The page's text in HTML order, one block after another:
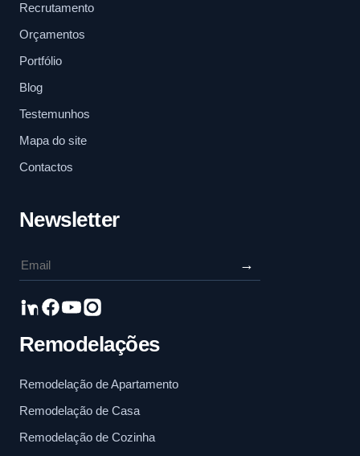
Recrutamento
Orçamentos
Portfólio
Blog
Testemunhos
Mapa do site
Contactos
Newsletter
→
Remodelações
Remodelação de Apartamento
Remodelação de Casa
Remodelação de Cozinha